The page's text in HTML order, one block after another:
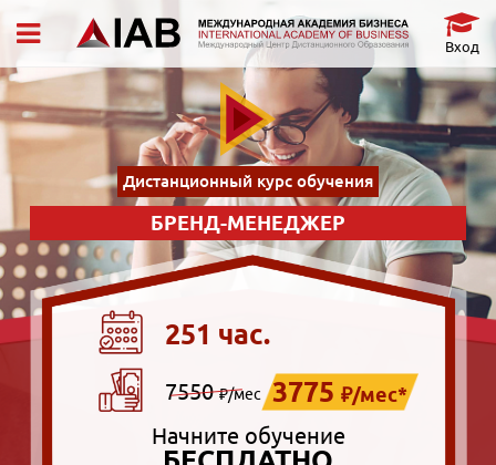
Вход
Дистанционный курс обучения
БРЕНД-МЕНЕДЖЕР
251 час.
7550₽/мес 3775 ₽/мес*
Начните обучение